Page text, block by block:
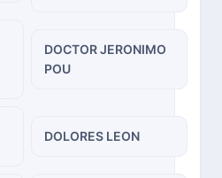
DOCTOR JERONIMO
POU
DOLORES LEON